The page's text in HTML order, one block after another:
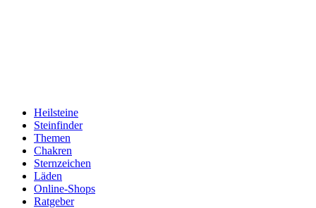
Heilsteine
Steinfinder
Themen
Chakren
Sternzeichen
Läden
Online-Shops
Ratgeber